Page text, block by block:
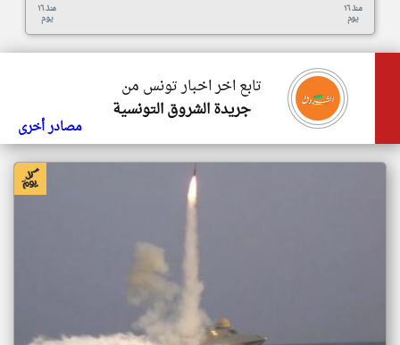
منذ ١٦
يوم
منذ ١٦
يوم
تابع اخر اخبار تونس من
جريدة الشروق التونسية
مصادر أخرى